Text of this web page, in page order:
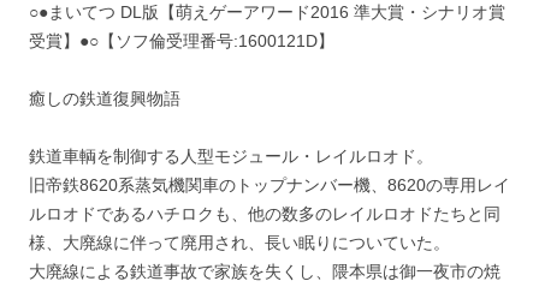
○●まいてつ DL版【萌えゲーアワード2016 準大賞・シナリオ賞
受賞】●○【ソフ倫受理番号:1600121D】
癒しの鉄道復興物語
鉄道車輌を制御する人型モジュール・レイルロオド。
旧帝鉄8620系蒸気機関車のトップナンバー機、8620の専用レイ
ルロオドであるハチロクも、他の数多のレイルロオドたちと同
様、大廃線に伴って廃用され、長い眠りについていた。
大廃線による鉄道事故で家族を失くし、隈本県は御一夜市の焼